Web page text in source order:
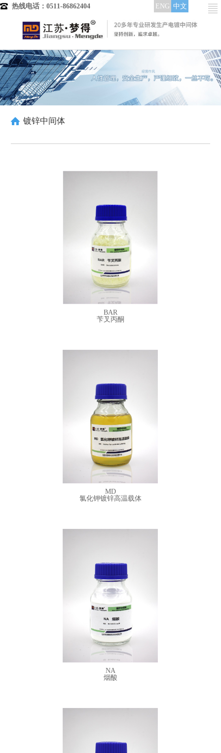
热线电话：0511-86862404 ENG 中文
首页
产品分类
电镀中间体
镀铜中间体
低区走位剂
中低区整平光亮
镀铜添加剂
镀锌中间体
BAR
苄叉丙酮
BAR 苄叉丙酮
外观：白色或浅黄色结晶
含量：99%
MD
氯化钾镀锌高温载体
MD 氯化钾镀锌高温载体
搜索词：
含量：78%
详细参数
NA
烟酸
NA 烟酸
Nicotinic acid
搜索词：镀锌增白剂
白色或类白色结晶性粉末
含量：≥98%
详细参数
NNO 镀锌分散剂
Dispersing Agent NNO
搜索词：镀锌分散剂
含量：≥98%
详细参数
NAA 苯甲酸钠